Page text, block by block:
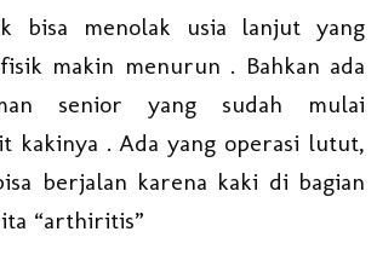
bisa menolak usia lanjut yang
makin menurun . Bahkan ada
senior yang sudah mulai
kakinya . Ada yang operasi lutut,
berjalan karena kaki di bagian
“arthiritis”